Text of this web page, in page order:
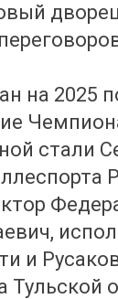
на 2025
стали
и
Тульской